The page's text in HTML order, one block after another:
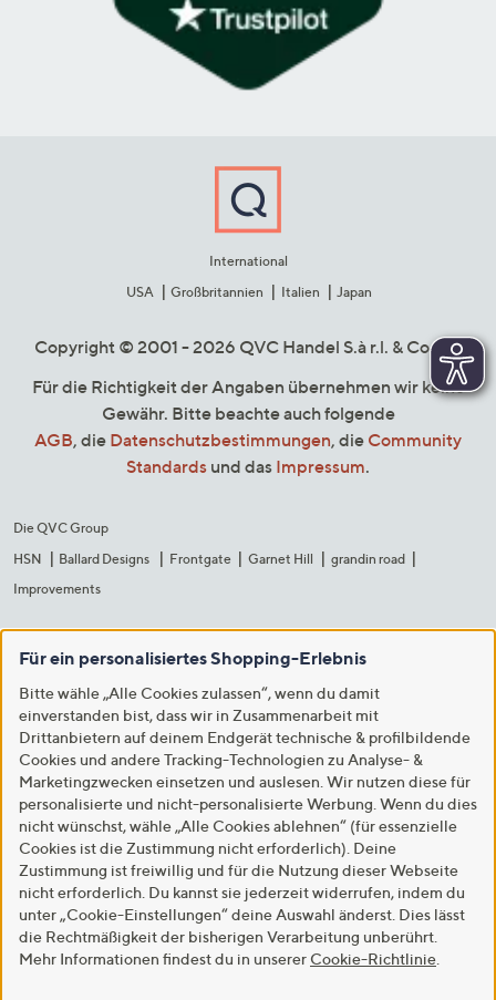
International
USA
Großbritannien Italien Japan
Copyright © 2001 - 2026 QVC Handel S.à r.l. & Co. KG
Für die Richtigkeit der Angaben übernehmen wir keine
Gewähr. Bitte beachte auch folgende
AGB, die Datenschutzbestimmungen, die Community
Standards und das Impressum.
Die QVC Group
HSN
Ballard Designs Frontgate Garnet Hill
grandin road
Improvements
Für ein personalisiertes Shopping-Erlebnis
Bitte wähle „Alle Cookies zulassen“, wenn du damit
einverstanden bist, dass wir in Zusammenarbeit mit
Drittanbietern auf deinem Endgerät technische & profilbildende
Cookies und andere Tracking-Technologien zu Analyse- &
Marketingzwecken einsetzen und auslesen. Wir nutzen diese für
personalisierte und nicht-personalisierte Werbung. Wenn du dies
nicht wünschst, wähle „Alle Cookies ablehnen“ (für essenzielle
Cookies ist die Zustimmung nicht erforderlich). Deine
Zustimmung ist freiwillig und für die Nutzung dieser Webseite
nicht erforderlich. Du kannst sie jederzeit widerrufen, indem du
unter „Cookie-Einstellungen“ deine Auswahl änderst. Dies lässt
die Rechtmäßigkeit der bisherigen Verarbeitung unberührt.
Mehr Informationen findest du in unserer Cookie-Richtlinie